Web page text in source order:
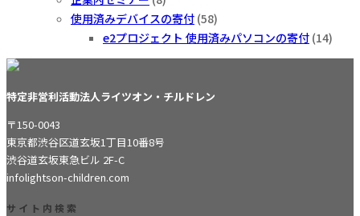
使用済みデバイスの寄付 (58)
e2プロジェクト 使用済みパソコンの寄付 (14)
特定非営利活動法人ライツオン・チルドレン
〒150-0043
東京都渋谷区道玄坂1丁目10番8号
渋谷道玄坂東急ビル 2F-C
infolightson-children.com
サイト内検索